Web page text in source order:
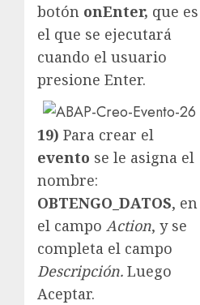
botón onEnter, que es
el que se ejecutará
cuando el usuario
presione Enter.
19) Para crear el
evento se le asigna el
nombre:
OBTENGO_DATOS, en
el campo Action, y se
completa el campo
Descripción. Luego
Aceptar.